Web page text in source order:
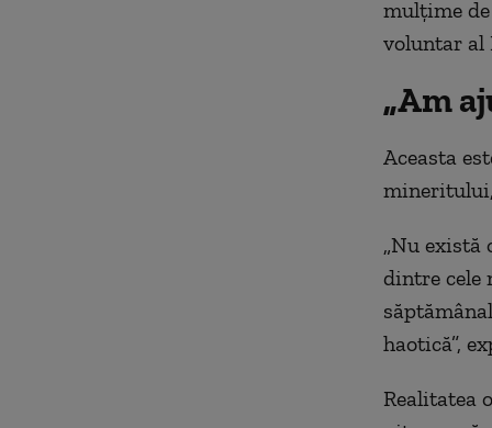
mulțime
voluntar al
„Am
Aceasta
„Nu există
dintre cele
haotică”,
Realitatea